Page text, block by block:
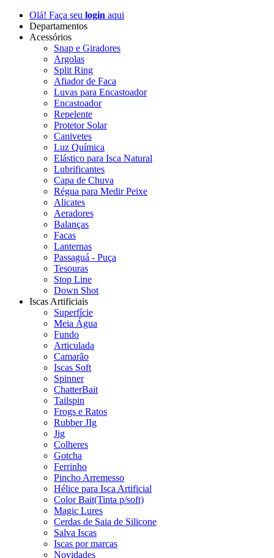
Olá! Faça seu login aqui
Departamentos
Acessórios
Snap e Giradores
Argolas
Split Ring
Afiador de Faca
Luvas para Encastoador
Encastoador
Repelente
Protetor Solar
Canivetes
Luz Química
Elástico para Isca Natural
Lubrificantes
Capa de Chuva
Régua para Medir Peixe
Alicates
Aeradores
Balanças
Facas
Lanternas
Passaguá - Puça
Tesouras
Stop Line
Down Shot
Iscas Artificiais
Superfície
Meia Água
Fundo
Articulada
Camarão
Iscas Soft
Spinner
ChatterBait
Tailspin
Frogs e Ratos
Rubber JIg
Jig
Colheres
Gotcha
Ferrinho
Pincho Arremesso
Hélice para Isca Artificial
Color Bait(Tinta p/soft)
Magic Lures
Cerdas de Saia de Silicone
Salva Iscas
Iscas por marcas
Novidades